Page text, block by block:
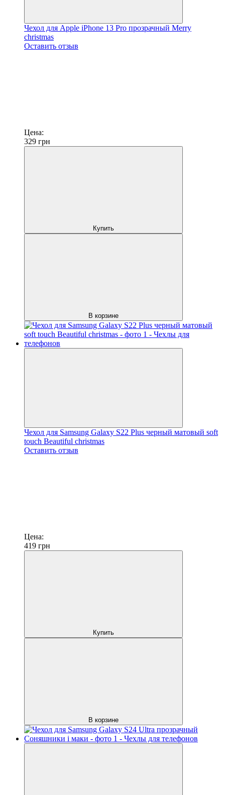
Чехол для Apple iPhone 13 Pro прозрачный Merry
christmas
Оставить отзыв
Цена:
329 грн
Купить
В корзине
Чехол для Samsung Galaxy S22 Plus черный матовый soft
touch Beautiful christmas
Оставить отзыв
Цена:
419 грн
Купить
В корзине